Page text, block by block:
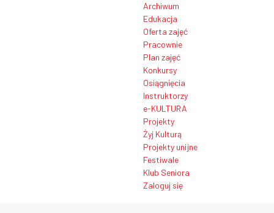
Archiwum
Edukacja
Oferta zajęć
Pracownie
Plan zajęć
Konkursy
Osiągnięcia
Instruktorzy
e-KULTURA
Projekty
Żyj Kulturą
Projekty unijne
Festiwale
Klub Seniora
Zaloguj się